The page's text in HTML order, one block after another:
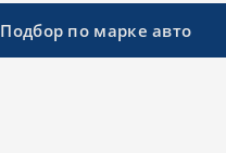
Подбор по марке авто